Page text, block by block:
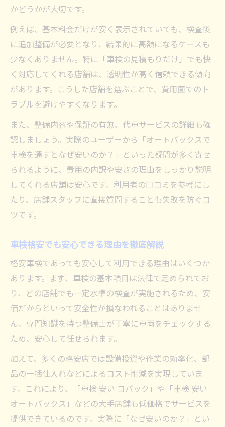
かどうかが大切です。
例えば、基本料金だけが安く表示されていても、検査後
に追加整備が必要となり、結果的に高額になるケースも
少なくありません。特に「車検の見積もりだけ」でも快
く対応してくれる店舗は、透明性が高く信頼できる傾向
があります。こうした店舗を選ぶことで、費用面でのト
ラブルを避けやすくなります。
また、整備内容や保証の有無、代車サービスの詳細も確
認しましょう。実際のユーザーから「オートバックスで
車検を通すとなぜ安いのか？」といった疑問が多く寄せ
られるように、費用の内訳や安さの理由をしっかり説明
してくれる店舗は安心です。利用者の口コミを参考にし
たり、店舗スタッフに直接質問することも失敗を防ぐコ
ツです。
車検格安でも安心できる理由を徹底解説
格安車検であっても安心して利用できる理由はいくつか
あります。まず、車検の基本項目は法律で定められてお
り、どの店舗でも一定水準の検査が実施されるため、安
価だからといって安全性が損なわれることはありませ
ん。専門知識を持つ整備士が丁寧に車両をチェックする
ため、安心して任せられます。
加えて、多くの格安店では設備投資や作業の効率化、部
品の一括仕入れなどによるコスト削減を実現していま
す。これにより、「車検 安い コバック」や「車検 安い
オートバックス」などの大手店舗も低価格でサービスを
提供できているのです。実際に「なぜ安いのか？」とい